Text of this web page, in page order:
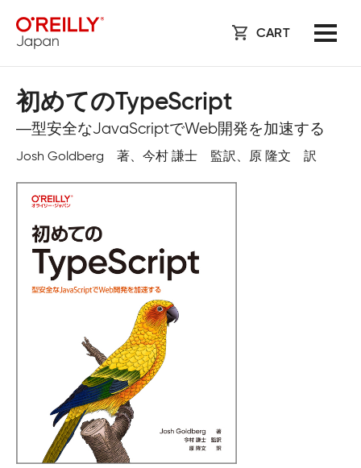
CART
初めてのTypeScript
―型安全なJavaScriptでWeb開発を加速する
Josh Goldberg 著、今村 謙士 監訳、原 隆文 訳